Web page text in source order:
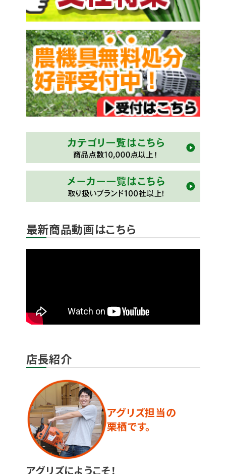
最新商品動画はこちら
店長紹介
アグリズ担当の
栗栖です。
アグリズにようこそ！